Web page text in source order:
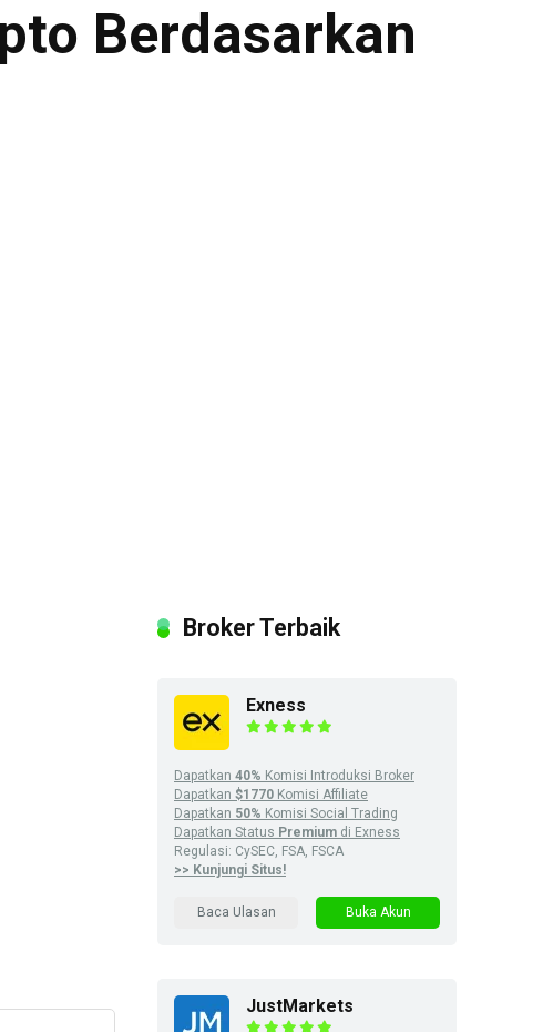
Berdasarkan
Broker Terbaik
Exness
Dapatkan 40% Komisi Introduksi Broker
Dapatkan $1770 Komisi Affiliate
Dapatkan 50% Komisi Social Trading
Dapatkan Status Premium di Exness
Regulasi: CySEC, FSA, FSCA
>> Kunjungi Situs!
Baca Ulasan Buka Akun
JustMarkets